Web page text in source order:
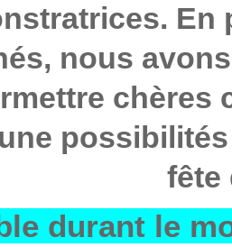
nous
chères
fête
durant le